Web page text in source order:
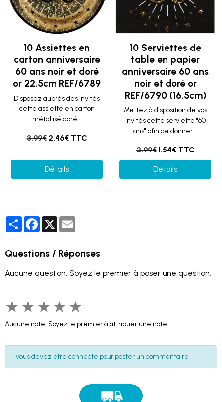
10 Assiettes en
carton anniversaire
60 ans noir et doré
or 22.5cm REF/6789
Disposez auprès des invités
cette assiette en carton
métallisé doré...
3.99€ 2.46€ TTC
Détails
10 Serviettes de
table en papier
anniversaire 60 ans
noir et doré or
REF/6790 (16.5cm)
Mettez à disposition de vos
invités cette serviette "60
ans" afin de donner...
2.99€1.54€ TTC
Détails
PartagerFacebook
X
Questions / Réponses
Aucune question. Soyez le premier à poser une question.
★ ★ ★ ★ ★
Aucune note. Soyez le premier à attribuer une note !
Vous devez être connecté pour poster un commentaire